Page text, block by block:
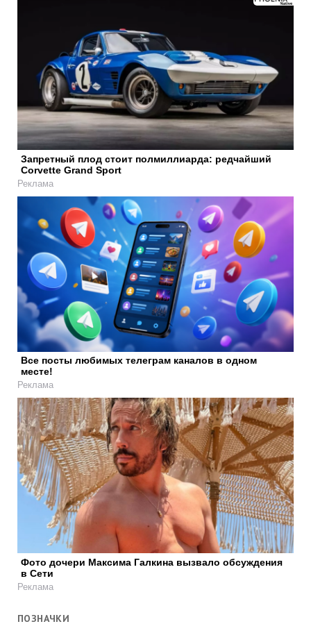
Запретный плод стоит полмиллиарда: редчайший
Corvette Grand Sport
Реклама
Все посты любимых телеграм каналов в одном
месте!
Реклама
Фото дочери Максима Галкина вызвало обсуждения
в Сети
Реклама
ПОЗНАЧКИ